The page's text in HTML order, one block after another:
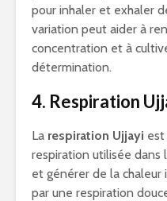
pour inhaler et exhaler
variation peut aider à
concentration et à
détermination.
4. Respiration
La respiration Ujjayi
respiration utilisée dans
et générer de la chaleur
par une respiration